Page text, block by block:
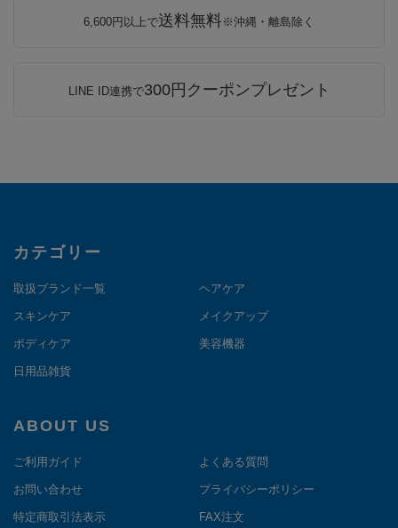
6,600円以上で送料無料※沖縄・離島除く
LINE ID連携で300円クーポンプレゼント
カテゴリー
取扱ブランド一覧 ヘアケア
スキンケア メイクアップ
ボディケア 美容機器
日用品雑貨
ABOUT US
ご利用ガイド よくある質問
お問い合わせ プライバシーポリシー
特定商取引法表示 FAX注文